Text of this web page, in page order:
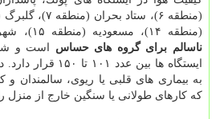
(منطقه ۱۴)، مسعودیه (منطقه ۱۵)، شهرك چشمه (منطقه ۲۲)
ناسالم برای گروه های حساس است و
ایستگاه ها بین عدد
به بیماری های قلبی یا ریوی،
كه كارهای طولانی یا سنگین خارج از منزل